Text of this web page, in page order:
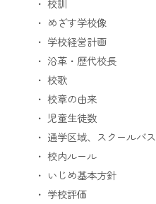
校訓
めざす学校像
学校経営計画
沿革・歴代校長
校歌
校章の由来
児童生徒数
通学区域、スクールバス
校内ルール
いじめ基本方針
学校評価